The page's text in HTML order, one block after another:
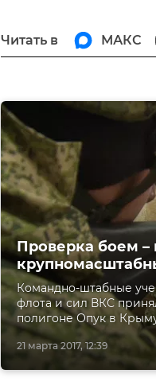
Читать в МАКС
21 марта 2017, 12:39
Проверка боем –
Командно-штабные
флота и сил ВКС
полигоне Опук в